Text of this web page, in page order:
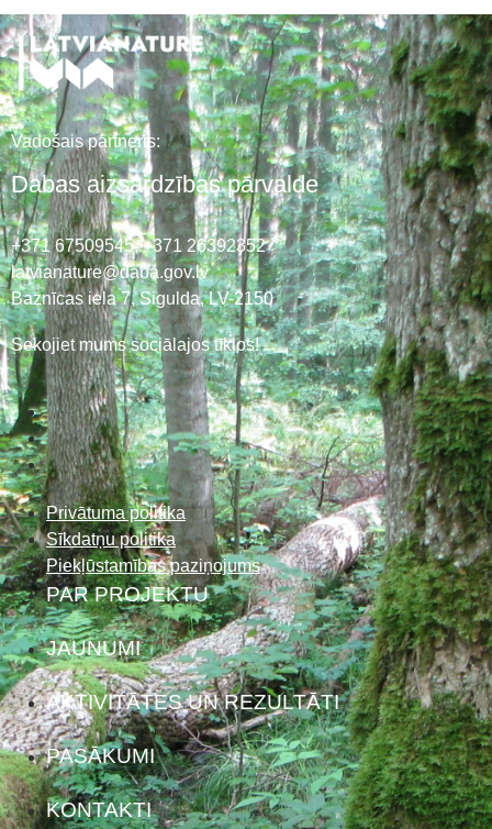
Vadošais partneris:
Dabas aizsardzības pārvalde
+371 67509545,+371 26392352
latvianature@daba.gov.lv
Baznīcas iela 7, Sigulda, LV-2150
Sekojiet mums sociālajos tīklos!
Privātuma politika
Sīkdatņu politika
Piekļūstamības paziņojums
PAR PROJEKTU
JAUNUMI
AKTIVITĀTES UN REZULTĀTI
PASĀKUMI
KONTAKTI